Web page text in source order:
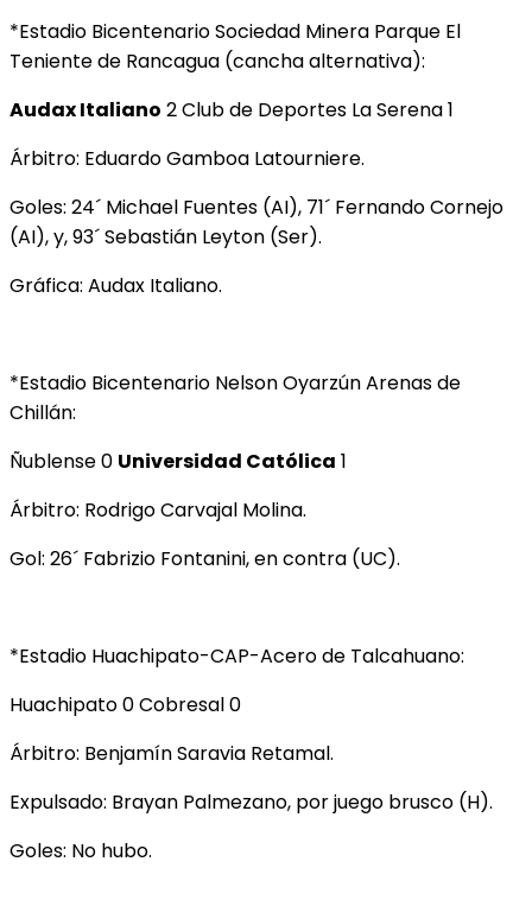
*Estadio Bicentenario Sociedad Minera Parque El
Teniente de Rancagua (cancha alternativa):
Audax Italiano 2 Club de Deportes La Serena 1
Árbitro: Eduardo Gamboa Latourniere.
Goles: 24´ Michael Fuentes (AI), 71´ Fernando Cornejo
(AI), y, 93´ Sebastián Leyton (Ser).
Gráfica: Audax Italiano.
*Estadio Bicentenario Nelson Oyarzún Arenas de
Chillán:
Ñublense 0 Universidad Católica 1
Árbitro: Rodrigo Carvajal Molina.
Gol: 26´ Fabrizio Fontanini, en contra (UC).
*Estadio Huachipato-CAP-Acero de Talcahuano:
Huachipato 0 Cobresal 0
Árbitro: Benjamín Saravia Retamal.
Expulsado: Brayan Palmezano, por juego brusco (H).
Goles: No hubo.